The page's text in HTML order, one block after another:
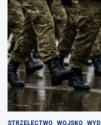
STRZELECTWO WOJSKO